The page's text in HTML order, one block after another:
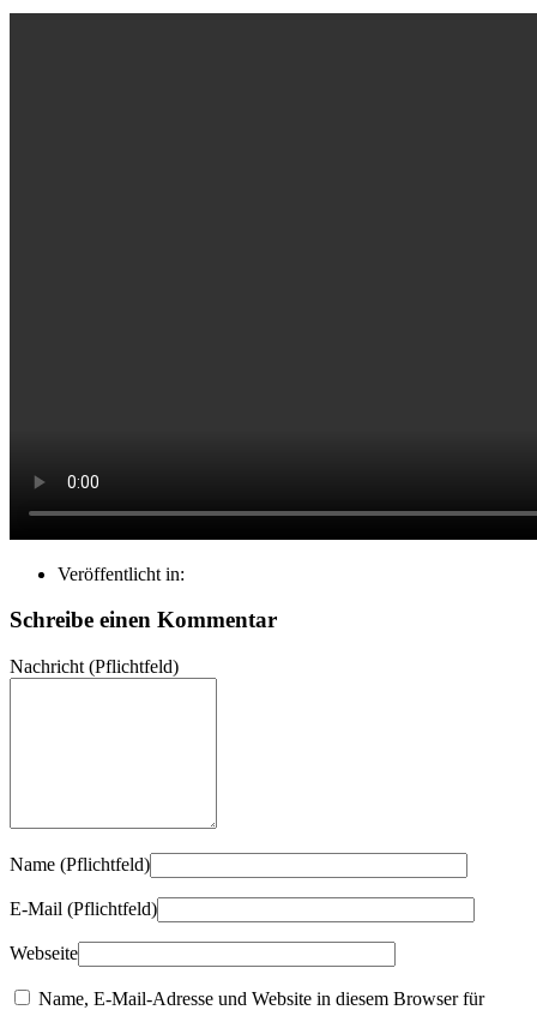
Veröffentlicht in:
Schreibe einen Kommentar
Nachricht (Pflichtfeld)
Name (Pflichtfeld)
E-Mail (Pflichtfeld)
Webseite
Name, E-Mail-Adresse und Website in diesem Browser für